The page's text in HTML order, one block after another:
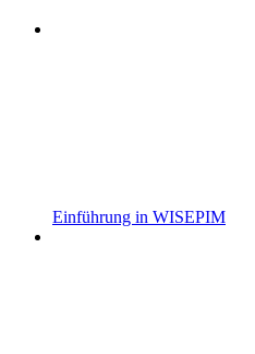
Einführung in WISEPIM